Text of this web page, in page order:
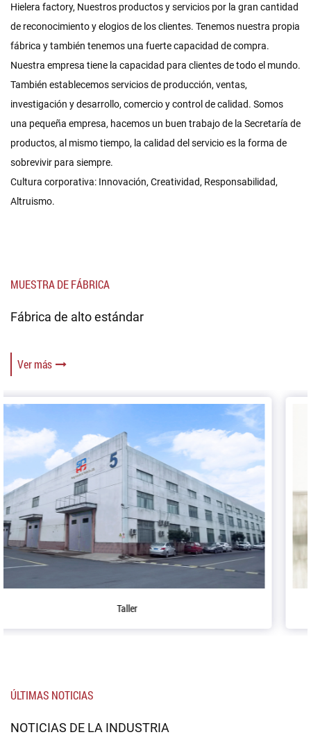
Hielera factory, Nuestros productos y servicios por la gran cantidad
de reconocimiento y elogios de los clientes. Tenemos nuestra propia
fábrica y también tenemos una fuerte capacidad de compra.
Nuestra empresa tiene la capacidad para clientes de todo el mundo.
También establecemos servicios de producción, ventas,
investigación y desarrollo, comercio y control de calidad. Somos
una pequeña empresa, hacemos un buen trabajo de la Secretaría de
productos, al mismo tiempo, la calidad del servicio es la forma de
sobrevivir para siempre.
Cultura corporativa: Innovación, Creatividad, Responsabilidad,
Altruismo.
MUESTRA DE FÁBRICA
Fábrica de alto estándar
Ver más
ÚLTIMAS NOTICIAS
NOTICIAS DE LA INDUSTRIA